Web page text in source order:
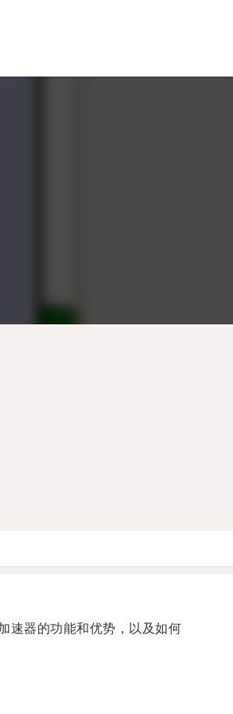
器的功能和优势，以及如何